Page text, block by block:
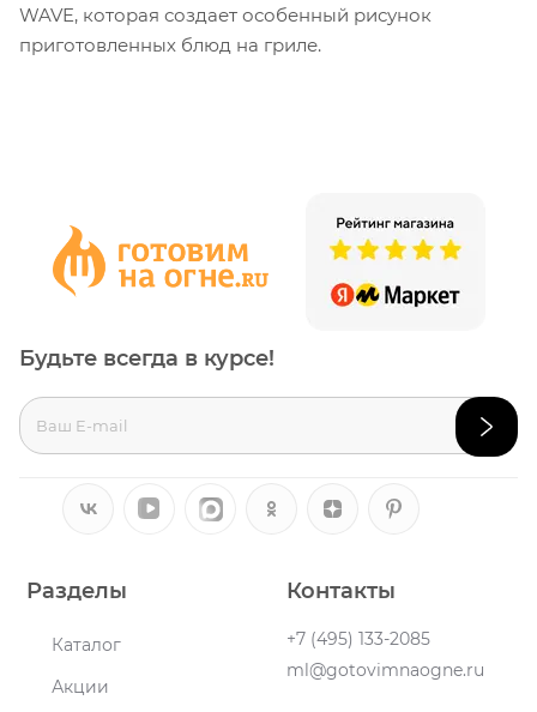
WAVE, которая создает особенный рисунок
приготовленных блюд на гриле.
Разделы
Каталог
Акции
Контакты
+7 (495) 133-2085
ml@gotovimnaogne.ru
Будьте всегда в курсе!